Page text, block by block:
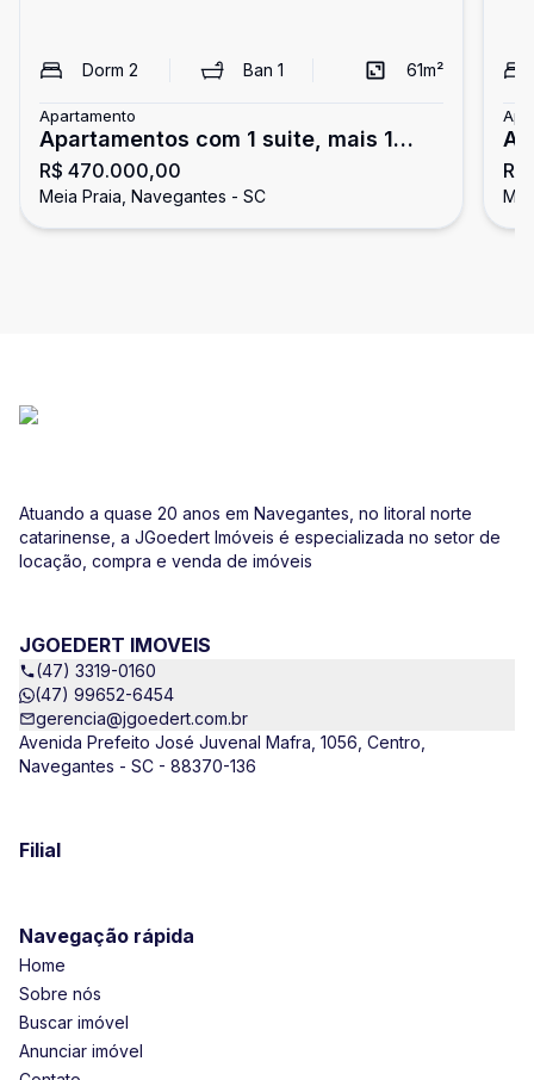
Dorm 2 Ban 1 61m²
Apartamento
Apartamentos com 1 suite, mais 1
dormitório, apenas 600 metros do
Mar
R$ 470.000,00
Meia Praia, Navegantes - SC
R$
Atuando a quase 20 anos em Navegantes, no litoral norte
catarinense, a JGoedert Imóveis é especializada no setor de
locação, compra e venda de imóveis
JGOEDERT IMOVEIS
(47) 3319-0160
(47) 99652-6454
gerencia@jgoedert.com.br
Avenida Prefeito José Juvenal Mafra, 1056, Centro,
Navegantes - SC - 88370-136
Filial
Navegação rápida
Home
Sobre nós
Buscar imóvel
Anunciar imóvel